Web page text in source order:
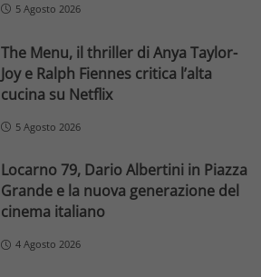
5 Agosto 2026
The Menu, il thriller di Anya Taylor-
Joy e Ralph Fiennes critica l’alta
cucina su Netflix
5 Agosto 2026
Locarno 79, Dario Albertini in Piazza
Grande e la nuova generazione del
cinema italiano
4 Agosto 2026